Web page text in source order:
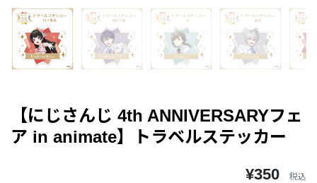
【にじさんじ 4th ANNIVERSARYフェ
ア in animate】トラベルステッカー
¥350 税込